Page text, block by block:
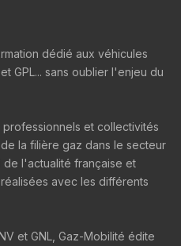
dédié aux véhicules
GPL... sans oublier l'enjeu du
et collectivités
la filière gaz dans le secteur
de l'actualité française et
avec les différents
et GNL, Gaz-Mobilité édite